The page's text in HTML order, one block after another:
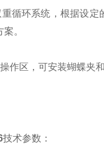
循环系统，根据设
。
作区，可安装蝴蝶夹
技术参数：